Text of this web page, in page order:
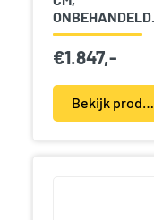
ONBEHANDELD.
€1.847,-
Bekijk product(en)